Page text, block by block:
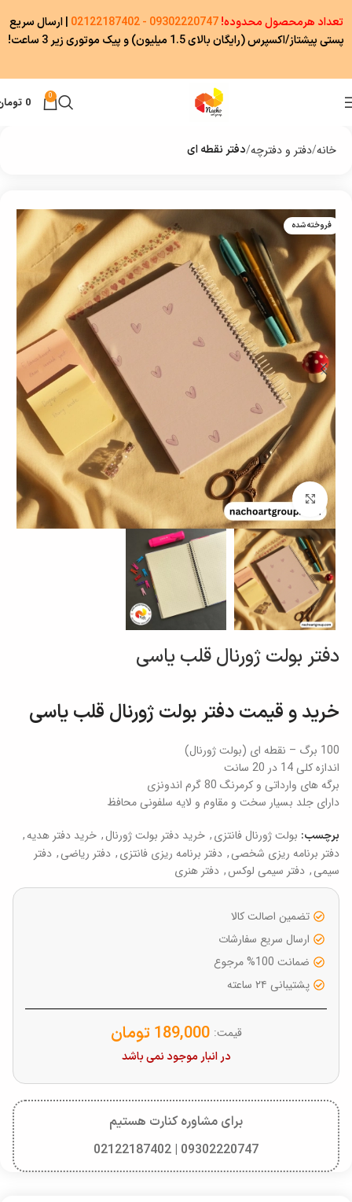
0
0
خانه دفتر و دفترچه دفتر نقطه ای
فروخته شده
برای بزرگنمایی کلیک کنید
دفتر بولت ژورنال قلب یاسی
خرید و قیمت دفتر بولت ژورنال قلب یاسی
100 برگ – نقطه ای (بولت ژورنال)
اندازه کلی 14 در 20 سانت
برگه های وارداتی و کرمرنگ 80 گرم اندونزی
دارای جلد بسیار سخت و مقاوم و لایه سلفونی محافظ
برچسب: بولت ژورنال فانتزی, خرید دفتر بولت ژورنال, خرید دفتر هدیه,
دفتر برنامه ریزی شخصی, دفتر برنامه ریزی فانتزی, دفتر ریاضی, دفتر
سیمی, دفتر سیمی لوکس, دفتر هنری
تضمین اصالت کالا
ارسال سریع سفارشات
ضمانت 100% مرجوع
پشتیبانی ۲۴ ساعته
قیمت: 189,000 تومان
در انبار موجود نمی باشد
برای مشاوره کنارت هستیم
09302220747 | 02122187402
تعداد هرمحصول محدوده!09302220747 - 02122187402
|ارسال سریع
پستی پیشتاز/اکسپرس (رایگان بالای 1.5 میلیون) و پیک موتوری زیر 3 ساعت!